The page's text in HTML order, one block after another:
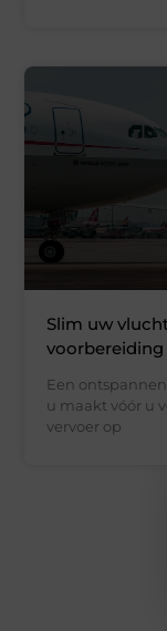
Slim uw
voorbereiding
Een
u maakt vóór u
vervoer op